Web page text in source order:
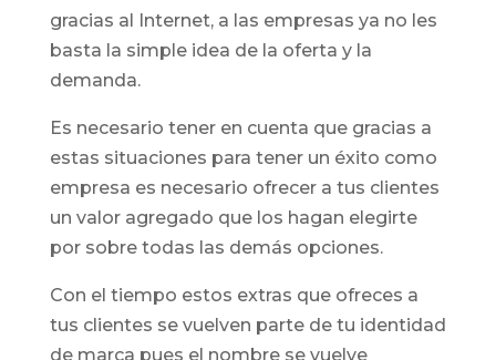
gracias al Internet, a las empresas ya no les
basta la simple idea de la oferta y la
demanda.
Es necesario tener en cuenta que gracias a
estas situaciones para tener un éxito como
empresa es necesario ofrecer a tus clientes
un valor agregado que los hagan elegirte
por sobre todas las demás opciones.
Con el tiempo estos extras que ofreces a
tus clientes se vuelven parte de tu identidad
de marca pues el nombre se vuelve